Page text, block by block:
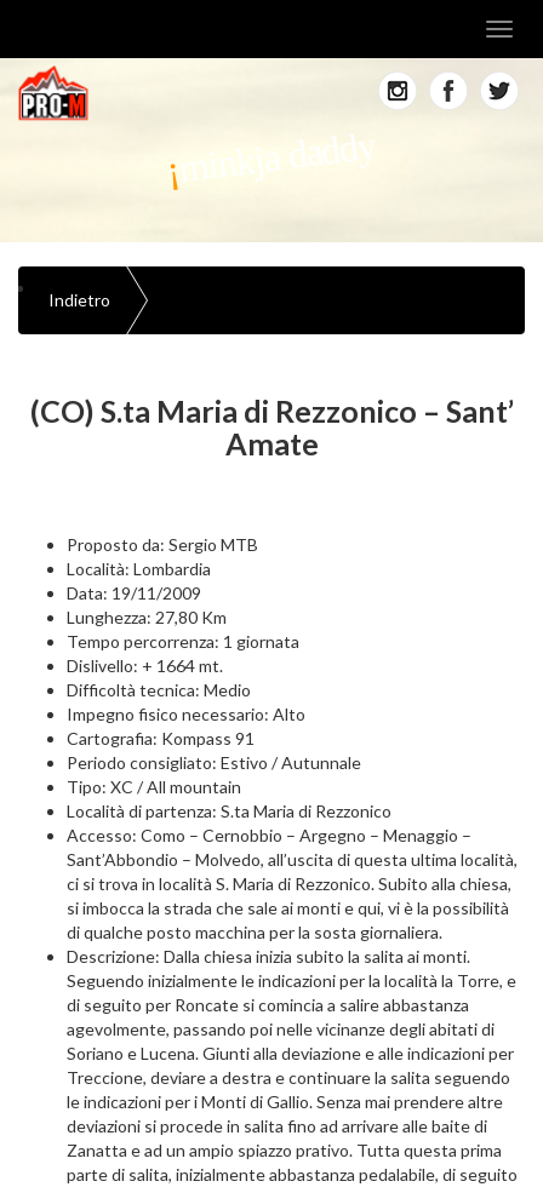
minkja daddy
Indietro
(CO) S.ta Maria di Rezzonico – Sant’
Amate
Proposto da: Sergio MTB
Località: Lombardia
Data: 19/11/2009
Lunghezza: 27,80 Km
Tempo percorrenza: 1 giornata
Dislivello: + 1664 mt.
Difficoltà tecnica: Medio
Impegno fisico necessario: Alto
Cartografia: Kompass 91
Periodo consigliato: Estivo / Autunnale
Tipo: XC / All mountain
Località di partenza: S.ta Maria di Rezzonico
Accesso: Como – Cernobbio – Argegno – Menaggio –
Sant’Abbondio – Molvedo, all’uscita di questa ultima località,
ci si trova in località S. Maria di Rezzonico. Subito alla chiesa,
si imbocca la strada che sale ai monti e qui, vi è la possibilità
di qualche posto macchina per la sosta giornaliera.
Descrizione: Dalla chiesa inizia subito la salita ai monti.
Seguendo inizialmente le indicazioni per la località la Torre, e
di seguito per Roncate si comincia a salire abbastanza
agevolmente, passando poi nelle vicinanze degli abitati di
Soriano e Lucena. Giunti alla deviazione e alle indicazioni per
Treccione, deviare a destra e continuare la salita seguendo
le indicazioni per i Monti di Gallio. Senza mai prendere altre
deviazioni si procede in salita fino ad arrivare alle baite di
Zanatta e ad un ampio spiazzo prativo. Tutta questa prima
parte di salita, inizialmente abbastanza pedalabile, di seguito